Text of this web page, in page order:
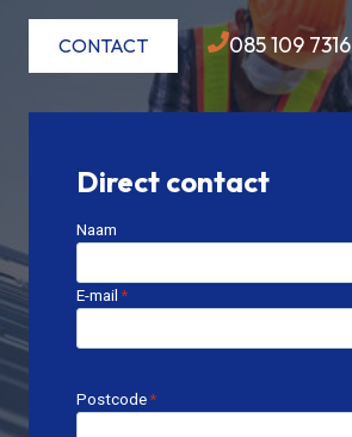
CONTACT 085 109 7316
Direct contact
Naam
E-mail*
Postcode*